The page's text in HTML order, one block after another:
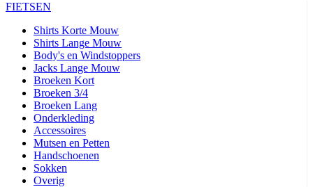
FIETSEN
Shirts Korte Mouw
Shirts Lange Mouw
Body's en Windstoppers
Jacks Lange Mouw
Broeken Kort
Broeken 3/4
Broeken Lang
Onderkleding
Accessoires
Mutsen en Petten
Handschoenen
Sokken
Overig